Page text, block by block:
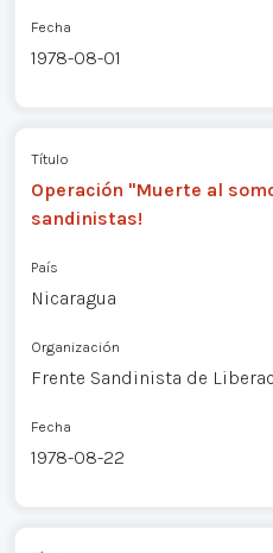
Fecha
1978-08-01
Título
Operación "Muerte al
sandinistas!
País
Nicaragua
Organización
Frente Sandinista de
Fecha
1978-08-22